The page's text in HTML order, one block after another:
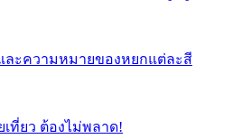
ละความหมายของหยกแต่ละสี
ที่ยว ต้องไม่พลาด!